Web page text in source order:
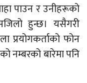
पाउन र उनीहरूको
हुन्छ। यसैगरी
प्रयोगकर्ताको फोन
नम्बरको बारेमा पनि